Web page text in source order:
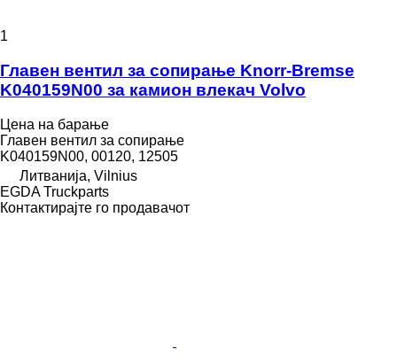
1
Главен вентил за сопирање Knorr-Bremse
K040159N00 за камион влекач Volvo
Цена на барање
Главен вентил за сопирање
K040159N00, 00120, 12505
Литванија, Vilnius
EGDA Truckparts
Контактирајте го продавачот